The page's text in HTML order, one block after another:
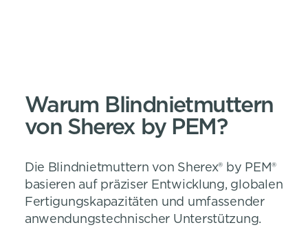
Warum Blindnietmuttern
von Sherex by PEM?
Die Blindnietmuttern von Sherex® by PEM®
basieren auf präziser Entwicklung, globalen
Fertigungskapazitäten und umfassender
anwendungstechnischer Unterstützung.